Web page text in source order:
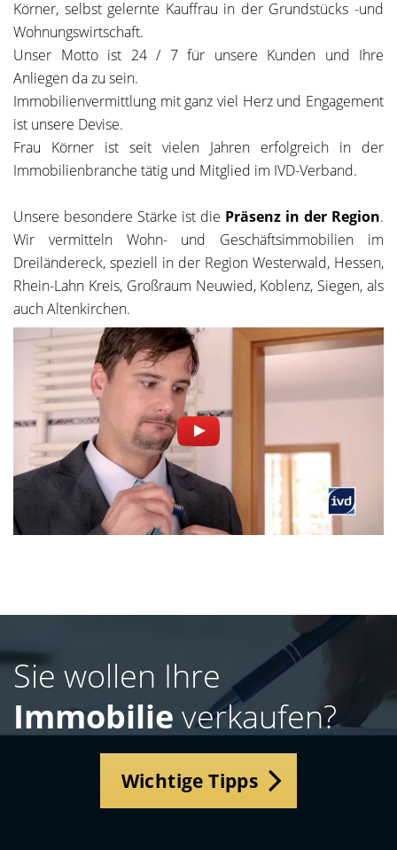
Körner, selbst gelernte Kauffrau in der Grundstücks -und
Wohnungswirtschaft.
Unser Motto ist 24 / 7 für unsere Kunden und Ihre
Anliegen da zu sein.
Immobilienvermittlung mit ganz viel Herz und Engagement
ist unsere Devise.
Frau Körner ist seit vielen Jahren erfolgreich in der
Immobilienbranche tätig und Mitglied im IVD-Verband.
Unsere besondere Stärke ist die Präsenz in der Region.
Wir vermitteln Wohn- und Geschäftsimmobilien im
Dreiländereck, speziell in der Region Westerwald, Hessen,
Rhein-Lahn Kreis, Großraum Neuwied, Koblenz, Siegen, als
auch Altenkirchen.
Sie wollen Ihre
Immobilie verkaufen?
Wichtige Tipps